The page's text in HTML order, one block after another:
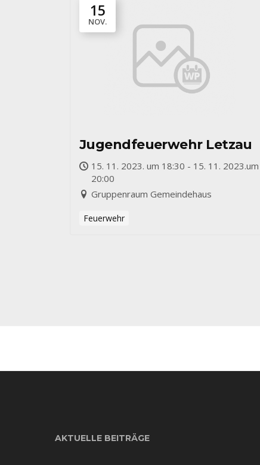
15
NOV.
Jugendfeuerwehr Letzau
15. 11. 2023. um 18:30 - 15. 11. 2023.um
20:00
Gruppenraum Gemeindehaus
Feuerwehr
AKTUELLE BEITRÄGE